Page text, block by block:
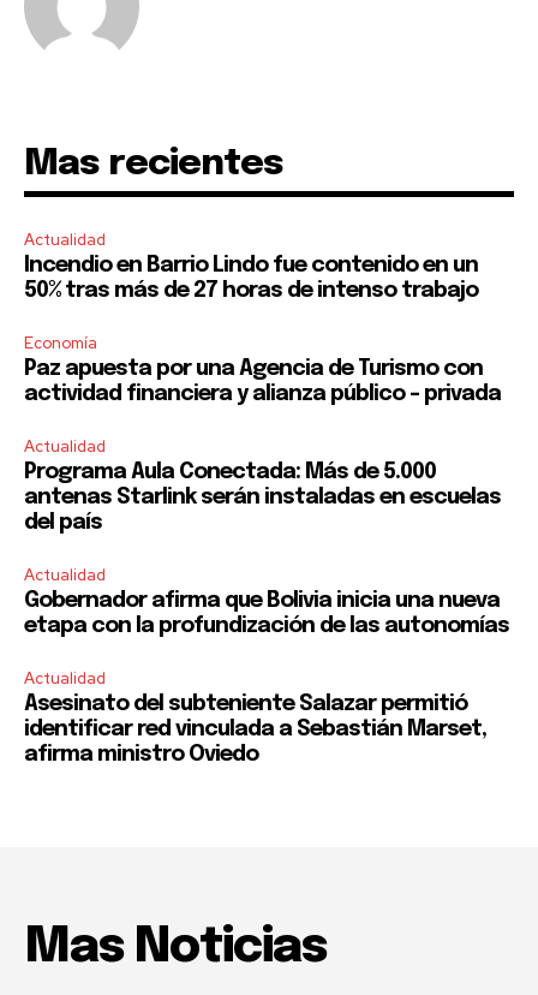
Mas recientes
Actualidad
Incendio en Barrio Lindo fue contenido en un
50% tras más de 27 horas de intenso trabajo
Economía
Paz apuesta por una Agencia de Turismo con
actividad financiera y alianza público – privada
Actualidad
Programa Aula Conectada: Más de 5.000
antenas Starlink serán instaladas en escuelas
del país
Actualidad
Gobernador afirma que Bolivia inicia una nueva
etapa con la profundización de las autonomías
Actualidad
Asesinato del subteniente Salazar permitió
identificar red vinculada a Sebastián Marset,
afirma ministro Oviedo
Mas Noticias